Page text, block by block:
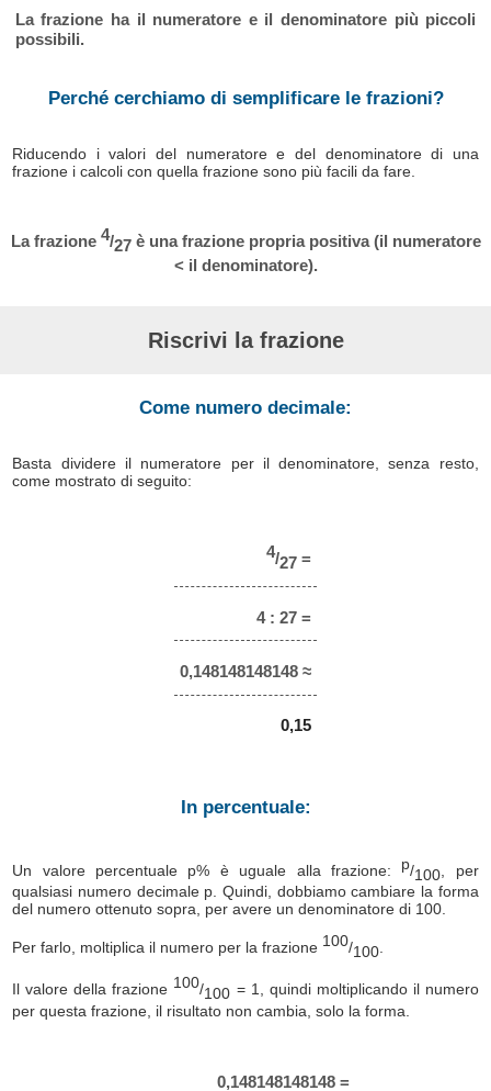
La frazione ha il numeratore e il denominatore più piccoli
possibili.
Perché cerchiamo di semplificare le frazioni?
Riducendo i valori del numeratore e del denominatore di una
frazione i calcoli con quella frazione sono più facili da fare.
La frazione 4/27è una frazione propria positiva (il numeratore
< il denominatore).
Riscrivi la frazione
Come numero decimale:
Basta dividere il numeratore per il denominatore, senza resto,
come mostrato di seguito:
4/27 =
4 : 27 =
0,148148148148 ≈
0,15
In percentuale:
Un valore percentuale p% è uguale alla frazione: p/100 , per
qualsiasi numero decimale p. Quindi, dobbiamo cambiare la forma
del numero ottenuto sopra, per avere un denominatore di 100.
Per farlo, moltiplica il numero per la frazione 100/100
Il valore della frazione 100/100 = 1, quindi moltiplicando il numero
per questa frazione, il risultato non cambia, solo la forma.
0,148148148148 =